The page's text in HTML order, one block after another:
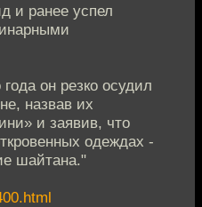
и ранее успел
он резко осудил
назвав их
и заявив, что
одеждах -
шайтана."